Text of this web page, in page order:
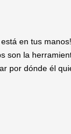
en tus
son la
por dónde él